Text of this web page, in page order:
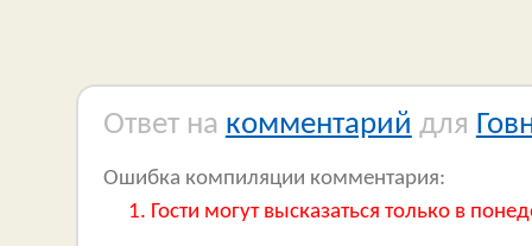
Ответ на комментарий для
Ошибка компиляции комментария:
Гости могут высказаться только в